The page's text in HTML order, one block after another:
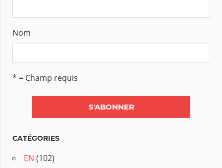
Nom
* = Champ requis
CATÉGORIES
EN (102)